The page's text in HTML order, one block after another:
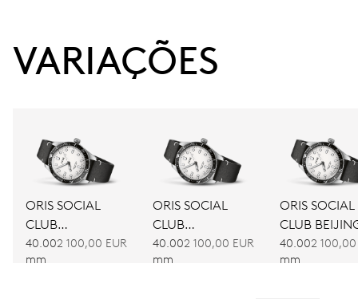
VARIAÇÕES
ORIS SOCIAL
CLUB
AMSTERDAM
40.00
mm
2 100,00 EUR
ORIS SOCIAL
CLUB
BARCELONA
40.00
mm
2 100,00 EUR
ORIS SOCIAL
CLUB
40.00
mm
2 100,00